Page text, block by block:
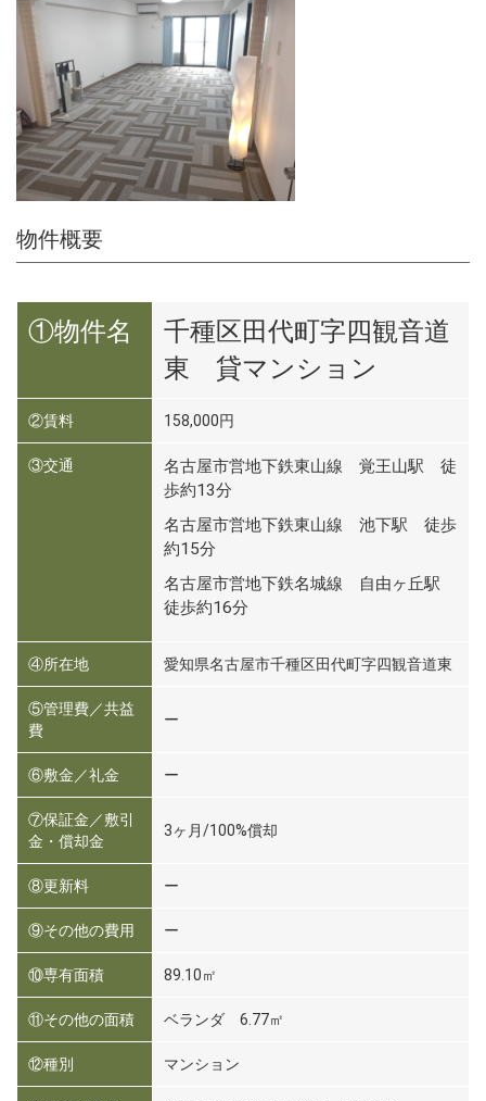
物件概要
①物件名
千種区田代町字四観音道
東 貸マンション
②賃料 158,000円
③交通
名古屋市営地下鉄東山線 覚王山駅 徒
歩約13分
名古屋市営地下鉄東山線 池下駅 徒歩
約15分
名古屋市営地下鉄名城線 自由ヶ丘駅
徒歩約16分
④所在地 愛知県名古屋市千種区田代町字四観音道東
⑤管理費／共益
費
ー
⑥敷金／礼金 ー
⑦保証金／敷引
金・償却金
3ヶ月/100%償却
⑧更新料 ー
⑨その他の費用 ー
⑩専有面積 89.10㎡
⑪その他の面積 ベランダ 6.77㎡
⑫種別 マンション